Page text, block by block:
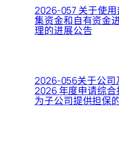
2026-057 关于使
集资金和自有资金
理的进展公告
2026-056关于公司
2026 年度申请综
为子公司提供担保